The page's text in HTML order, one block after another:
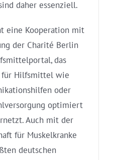
daher essenziell.
eine Kooperation mit
der Charité Berlin
das
für Hilfsmittel wie
oder
optimiert
Auch mit der
für Muskelkranke
deutschen